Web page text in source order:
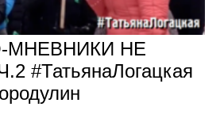
НЕ
#ТатьянаЛогацкая